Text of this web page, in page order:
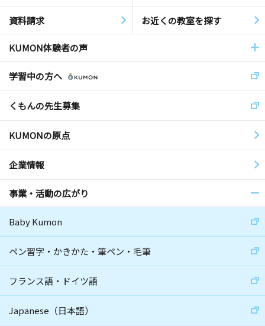
資料請求 お近くの教室を探す
KUMON体験者の声
学習中の方へ
くもんの先生募集
KUMONの原点
企業情報
事業・活動の広がり
Baby Kumon
ペン習字・かきかた・筆ペン・毛筆
フランス語・ドイツ語
Japanese（日本語）